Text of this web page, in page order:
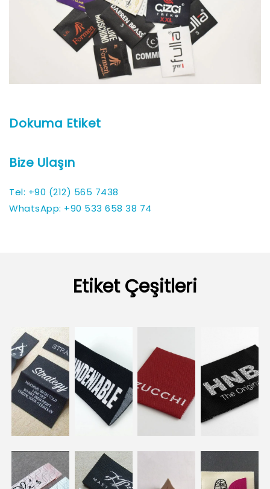
Dokuma Etiket
Bize Ulaşın
Tel: +90 (212) 565 7438
WhatsApp: +90 533 658 38 74
Etiket Çeşitleri